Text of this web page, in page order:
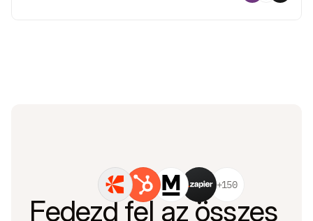
+150
Fedezd fel az összes